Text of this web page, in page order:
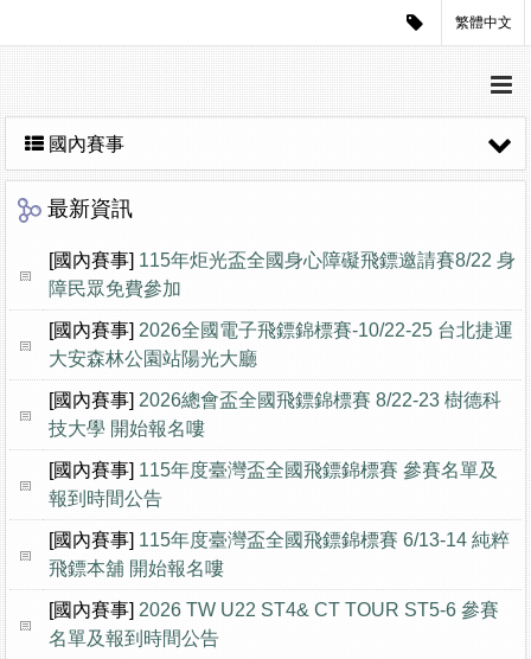
繁體中文
國內賽事
最新資訊
[國內賽事] 115年炬光盃全國身心障礙飛鏢邀請賽8/22 身
障民眾免費參加
[國內賽事] 2026全國電子飛鏢錦標賽-10/22-25 台北捷運
大安森林公園站陽光大廳
[國內賽事] 2026總會盃全國飛鏢錦標賽 8/22-23 樹德科
技大學 開始報名嘍
[國內賽事] 115年度臺灣盃全國飛鏢錦標賽 參賽名單及
報到時間公告
[國內賽事] 115年度臺灣盃全國飛鏢錦標賽 6/13-14 純粹
飛鏢本舖 開始報名嘍
[國內賽事] 2026 TW U22 ST4& CT TOUR ST5-6 參賽
名單及報到時間公告